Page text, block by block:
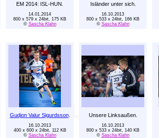
EM 2014: ISL-HUN. Isländer unter sich.
14.01.2014
800 x 579 x 24bit, 175 KB
© Sascha Klahn
16.10.2013
800 x 533 x 24bit, 166 KB
© Sascha Klahn
Gudjon Valur Sigurdsson. Unsere Linksaußen.
16.10.2013
400 x 600 x 24bit, 112 KB
© Sascha Klahn
16.10.2013
800 x 533 x 24bit, 140 KB
© Sascha Klahn